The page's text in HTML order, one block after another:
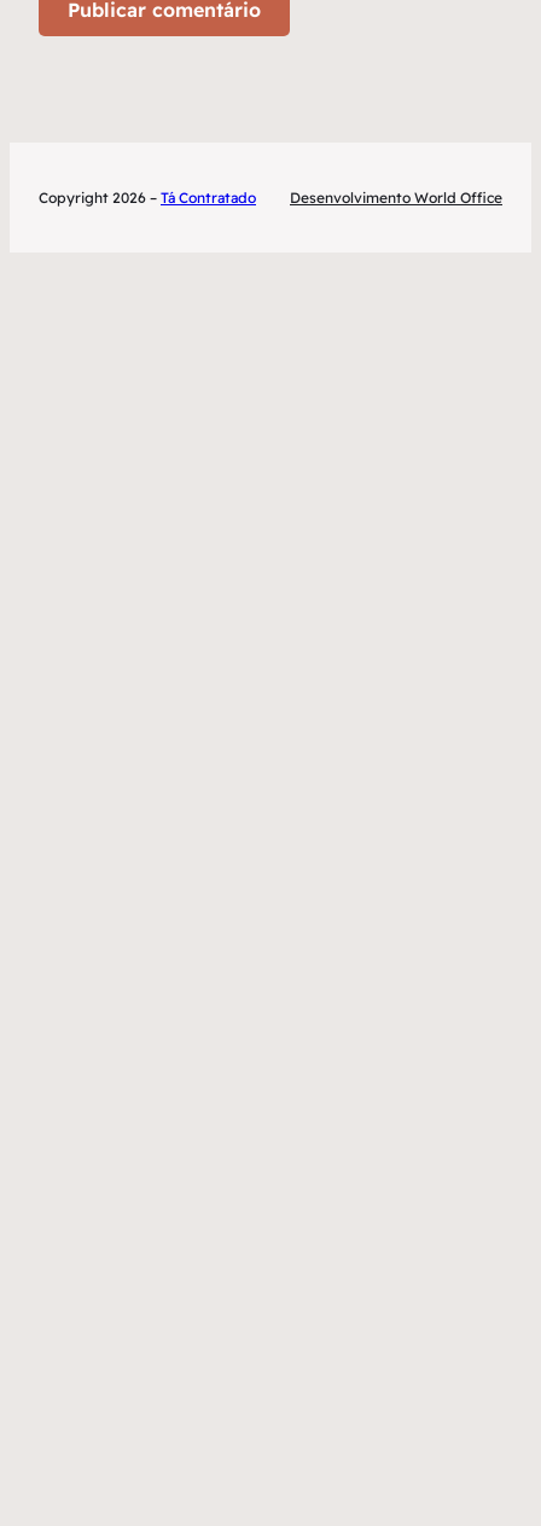
Copyright 2026 – Tá Contratado Desenvolvimento World Office